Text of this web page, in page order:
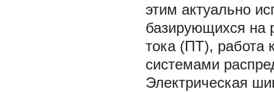
этим актуально
базирующихся на
тока (ПТ), работа
системами
Электрическая